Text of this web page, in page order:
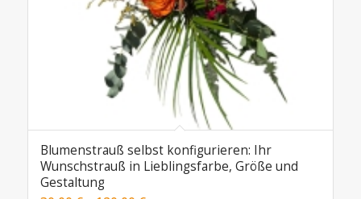
Blumenstrauß selbst konfigurieren: Ihr
Wunschstrauß in Lieblingsfarbe, Größe und
Gestaltung